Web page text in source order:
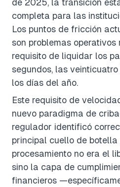
de 2025, la transición
completa para las
Los puntos de fricción
son problemas
requisito de liquidar los
segundos, las
los días del año.
Este requisito de
nuevo paradigma de
regulador identificó
principal cuello de
procesamiento no era el
sino la capa de
financieros